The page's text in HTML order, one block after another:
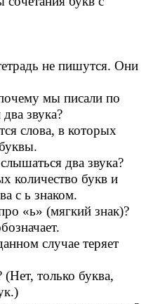
не пишутся. Они
мы писали по
звука?
слова, в которых
два звука?
количество букв и
с ь знаком.
«ь» (мягкий знак)?
случае теряет
только буква,